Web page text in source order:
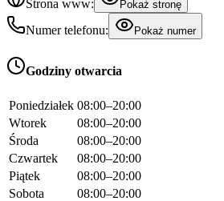
Strona www: Pokaż stronę
Numer telefonu: Pokaż numer
Godziny otwarcia
Poniedziałek 08:00–20:00
Wtorek
08:00–20:00
Środa
08:00–20:00
Czwartek
08:00–20:00
Piątek
08:00–20:00
Sobota
08:00–20:00